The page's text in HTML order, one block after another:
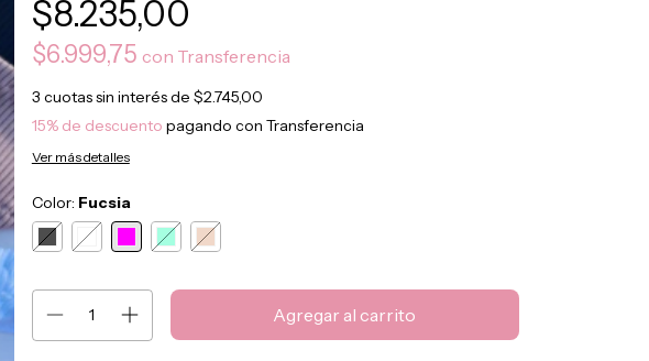
$8.235,00
$6.999,75 con Transferencia
3 cuotas sin interés de $2.745,00
15% de descuento pagando con Transferencia
Ver más detalles
Color: Fucsia